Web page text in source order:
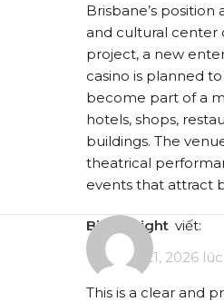
Brisbane’s
and cultural center
project, a new
casino is planned
become part of a
hotels, shops,
buildings. The
theatrical
events that attract
bitebynight viết:
Tháng 5 21, 2026
This is a clear and